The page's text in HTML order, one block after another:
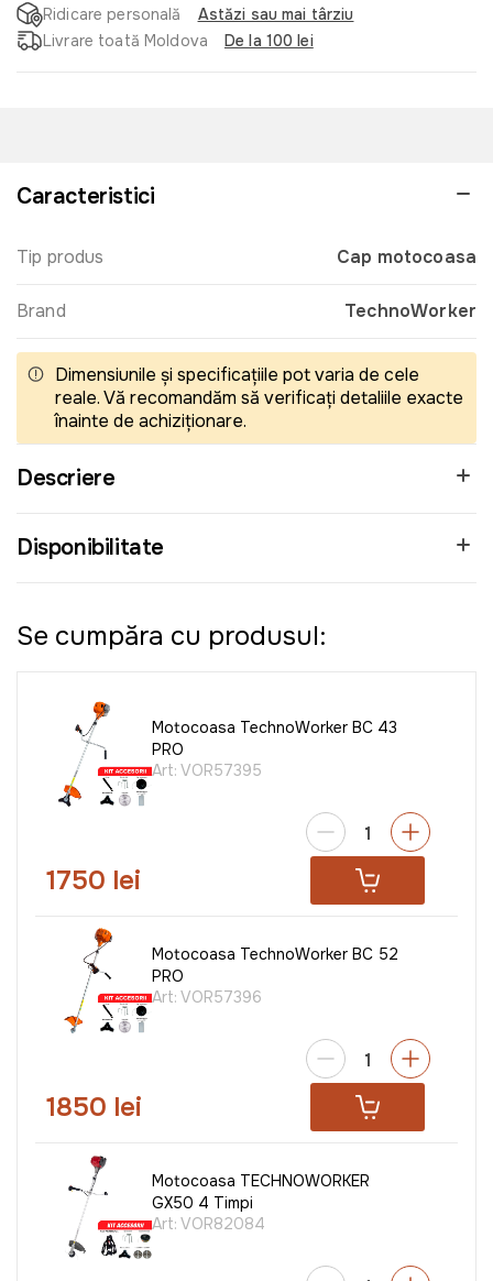
Ridicare personală
Astăzi sau mai târziu
Livrare toată Moldova
De la 100 lei
Caracteristici
Tip produs Cap motocoasa
Brand TechnoWorker
Dimensiunile și specificațiile pot varia de cele
reale. Vă recomandăm să verificați detaliile exacte
înainte de achiziționare.
Descriere
Disponibilitate
Se cumpăra cu produsul:
Motocoasa TechnoWorker BC 43
PRO
Art: VOR57395
1750 lei
Motocoasa TechnoWorker BC 52
PRO
Art: VOR57396
1850 lei
Motocoasa TECHNOWORKER
GX50 4 Timpi
Art: VOR82084